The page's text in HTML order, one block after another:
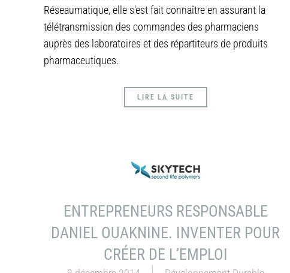
Réseaumatique, elle s'est fait connaître en assurant la
télétransmission des commandes des pharmaciens
auprès des laboratoires et des répartiteurs de produits
pharmaceutiques.
LIRE LA SUITE
ENTREPRENEURS RESPONSABLE
DANIEL OUAKNINE. INVENTER POUR
CRÉER DE L’EMPLOI